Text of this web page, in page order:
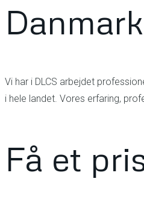
Danmark
Vi har i DLCS arbejdet
i hele landet. Vores erfaring,
Få et